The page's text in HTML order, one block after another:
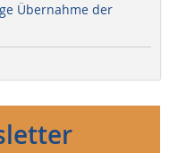
Übernahme der